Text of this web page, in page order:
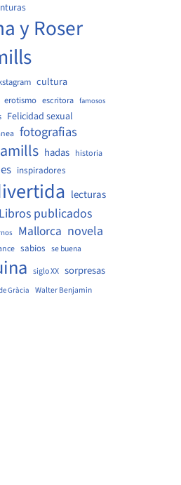
y Roser
cultura
erotismo escritora famosos
Felicidad sexual
fotografias
hadas historia
inspiradores
lecturas
Libros publicados
Mallorca novela
sabios se buena
siglo XX sorpresas
Gràcia Walter Benjamin